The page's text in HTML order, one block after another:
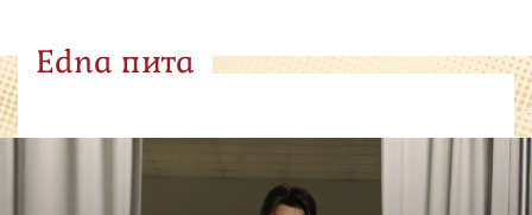
Edna пита